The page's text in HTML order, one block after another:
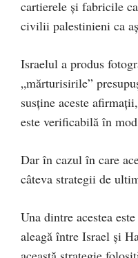
cartierele și fabricile
civilii palestinieni ca
Israelul a produs
„mărturisirile”
susține aceste
este verificabilă în
Dar în cazul în care
câteva strategii de
Una dintre acestea
aleagă între Israel și